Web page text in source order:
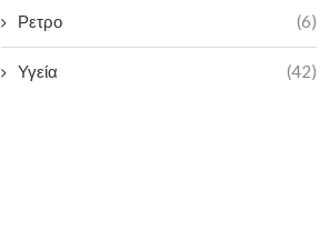
Ρετρο (6)
Υγεία (42)